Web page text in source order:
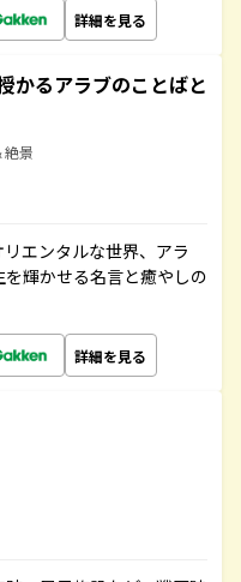
詳細を見る
かるアラブのことばと
絶景
エンタルな世界、アラ
輝かせる名言と癒やしの
詳細を見る